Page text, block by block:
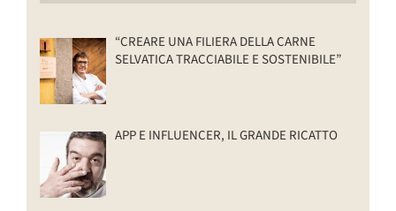
“CREARE UNA FILIERA DELLA CARNE
SELVATICA TRACCIABILE E SOSTENIBILE”
APP E INFLUENCER, IL GRANDE RICATTO